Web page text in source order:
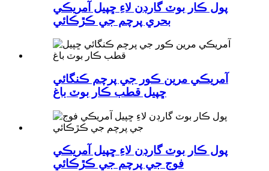
پول ڪار بوٽ گارڊن لاءِ ڇپيل آمريڪي
بحري پرچم جي ڪڙڪائي
آمريڪي مرين ڪور جي پرچم ڪنگائي
ڇپيل قطب ڪار بوٽ باغ
پول ڪار بوٽ گارڊن لاءِ ڇپيل آمريڪي
فوج جي پرچم جي ڪڙڪائي